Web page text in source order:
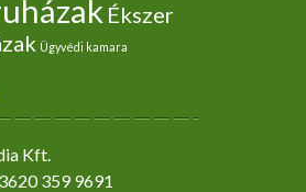
Ékszer
Ügyvédi kamara
Kft.
359 9691